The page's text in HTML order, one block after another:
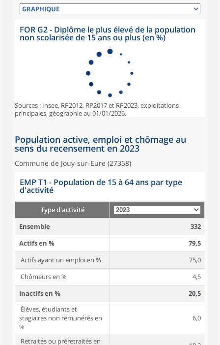
FOR G2 - Diplôme le plus élevé de la population
non scolarisée de 15 ans ou plus (en %)
Sources : Insee, RP2012, RP2017 et RP2023, exploitations
principales, géographie au 01/01/2026.
Population active, emploi et chômage au
sens du recensement en 2023
Commune de Jouy-sur-Eure (27358)
EMP T1 - Population de 15 à 64 ans par type
d'activité
Type d'activité
Ensemble
332
Actifs en %
79,5
Actifs ayant un emploi en %
75,0
Chômeurs en %
4,5
Inactifs en %
20,5
Élèves, étudiants et
stagiaires non rémunérés en
%
6,0
Retraités ou préretraités en